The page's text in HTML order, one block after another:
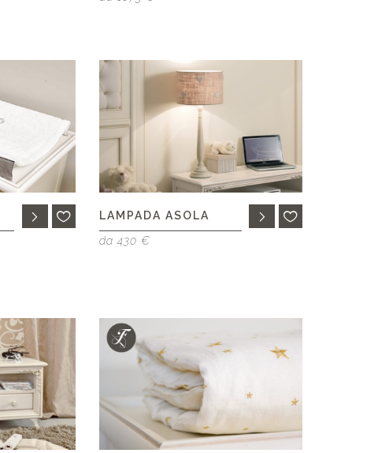
LAMPADA ASOLA
da 430 €